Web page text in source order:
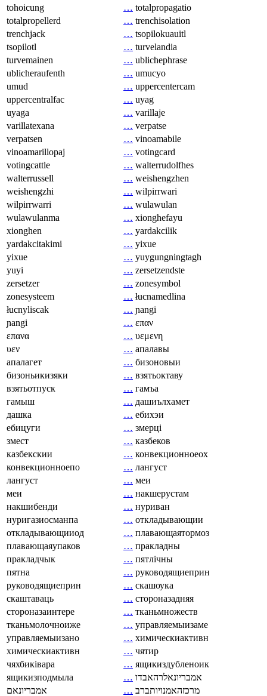
tohoicung
… totalpropagatio
totalpropellerd
… trenchisolation
trenchjack
… tsopilokuauitl
tsopilotl
… turvelandia
turvemainen
… ublichephrase
ublicheraufenth
… umucyo
umud
… uppercentercam
uppercentralfac
… uyag
uyaga
… varillaje
varillatexana
… verpatse
verpatsen
… vinoamabile
vinoamarillopaj
… votingcard
votingcattle
… walterrudolfhes
walterrussell
… weishengzhen
weishengzhi
… wilpirrwari
wilpirrwarri
… wulawulan
wulawulanma
… xionghefayu
xionghen
… yardakcilik
yardakcitakimi
… yixue
yixue
… yuygungningtagh
yuyi
… zersetzendste
zersetzer
… zonesymbol
zonesysteem
… łucnamedlina
łucnyliscak
… ɲangi
ɲangi
… επαν
επανα
… υεμενη
υεν
… апалавы
апалагет
… бизоновыи
бизоньикизяки
… взятьоктаву
взятьотпуск
… гамъа
гамыш
… дашиълхамет
дашка
… ебихэи
ебицуги
… змерці
змест
… казбеков
казбекскии
… конвекционноеох
конвекционноепо
… лангуст
лангуст
… меи
меи
… накшерустам
накшибенди
… нуриван
нуригазиосманпа
… откладывающии
откладывающииод
… плавающаятормоз
плавающаяупаков
… пракладны
пракладчык
… пятлічны
пятна
… руководящиеприн
руководящиеприн
… скашоука
скаштаваць
… стороназадняя
стороназаинтере
… тканьмножеств
тканьмолочноиже
… управляемыизаме
управляемыизано
… химическиактивн
химическиактивн
… чятир
чяхбиківара
… ящикиздубленоик
ящикизподмыла
… אמבריונאלרהאבדו
אמבריונאם
… מרכזהאמנויותברב